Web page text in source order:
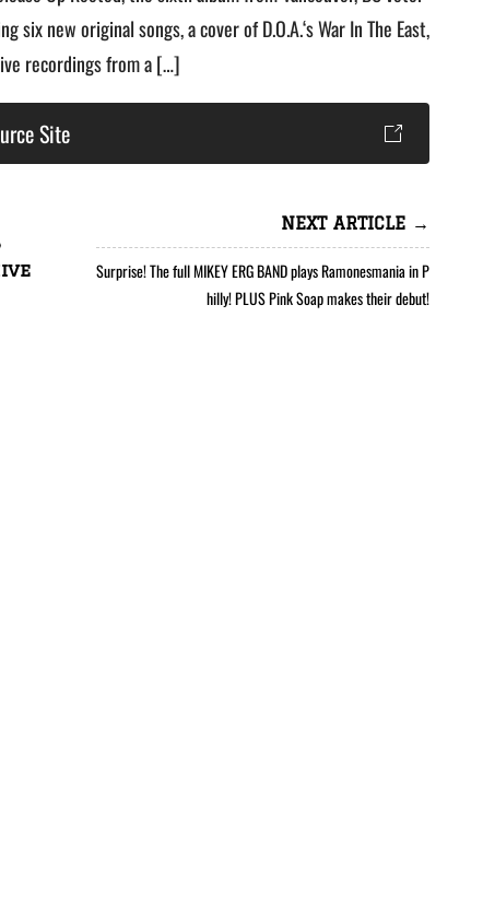
six new original songs, a cover of D.O.A.‘s War In The East,
recordings from a […]
Site
NEXT ARTICLE →
Surprise! The full MIKEY ERG BAND plays Ramonesmania in P
hilly! PLUS Pink Soap makes their debut!